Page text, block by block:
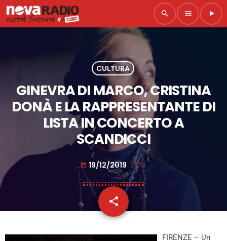
search menu play_arrow
CULTURA
GINEVRA DI MARCO, CRISTINA
DONÀ E LA RAPPRESENTANTE DI
LISTA IN CONCERTO A
SCANDICCI
today 19/12/2019
share
email
FIRENZE – Un